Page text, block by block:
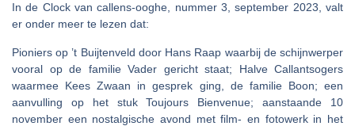
Inde Clock van callens-ooghe, nummer 3, september 2023, valt
er onder meer te lezen dat:
Pioniers op ’t Buijtenveld door Hans Raap waarbij de schijnwerper
vooral op de familie Vader gericht staat; Halve Callantsogers
waarmee Kees Zwaan in gesprek ging, de familie Boon; een
aanvulling op het stukToujours Bienvenue; aanstaande 10
november een nostalgische avond met film- en fotowerk in het